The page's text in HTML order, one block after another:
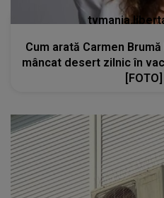
Cum arată Carmen
mâncat desert zilnic în
[FOTO]